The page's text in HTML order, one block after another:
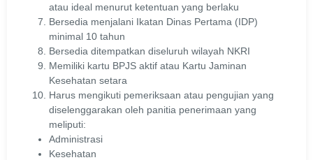
atau ideal menurut ketentuan yang berlaku
Bersedia menjalani Ikatan Dinas Pertama (IDP)
minimal 10 tahun
Bersedia ditempatkan diseluruh wilayah NKRI
Memiliki kartu BPJS aktif atau Kartu Jaminan
Kesehatan setara
Harus mengikuti pemeriksaan atau pengujian yang
diselenggarakan oleh panitia penerimaan yang
meliputi:
Administrasi
Kesehatan